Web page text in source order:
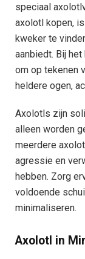
speciaal
axolotl kopen,
kweker te
aanbiedt. Bij
om op tekenen
heldere ogen,
Axolotls zijn
alleen worden
meerdere
agressie en
hebben. Zorg
voldoende
minimaliseren.
Axolotl in